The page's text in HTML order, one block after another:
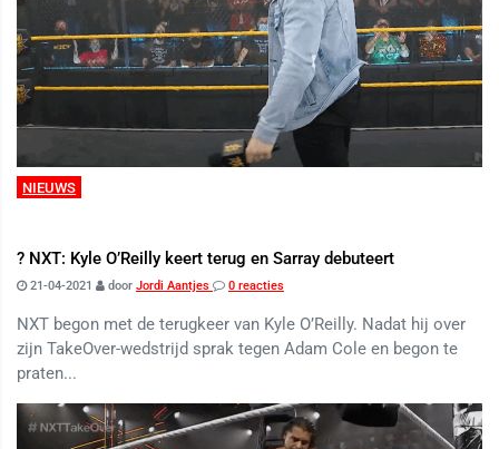
NIEUWS
? NXT: Kyle O’Reilly keert terug en Sarray debuteert
21-04-2021 door Jordi Aantjes 0 reacties
NXT begon met de terugkeer van Kyle O’Reilly. Nadat hij over
zijn TakeOver-wedstrijd sprak tegen Adam Cole en begon te
praten...